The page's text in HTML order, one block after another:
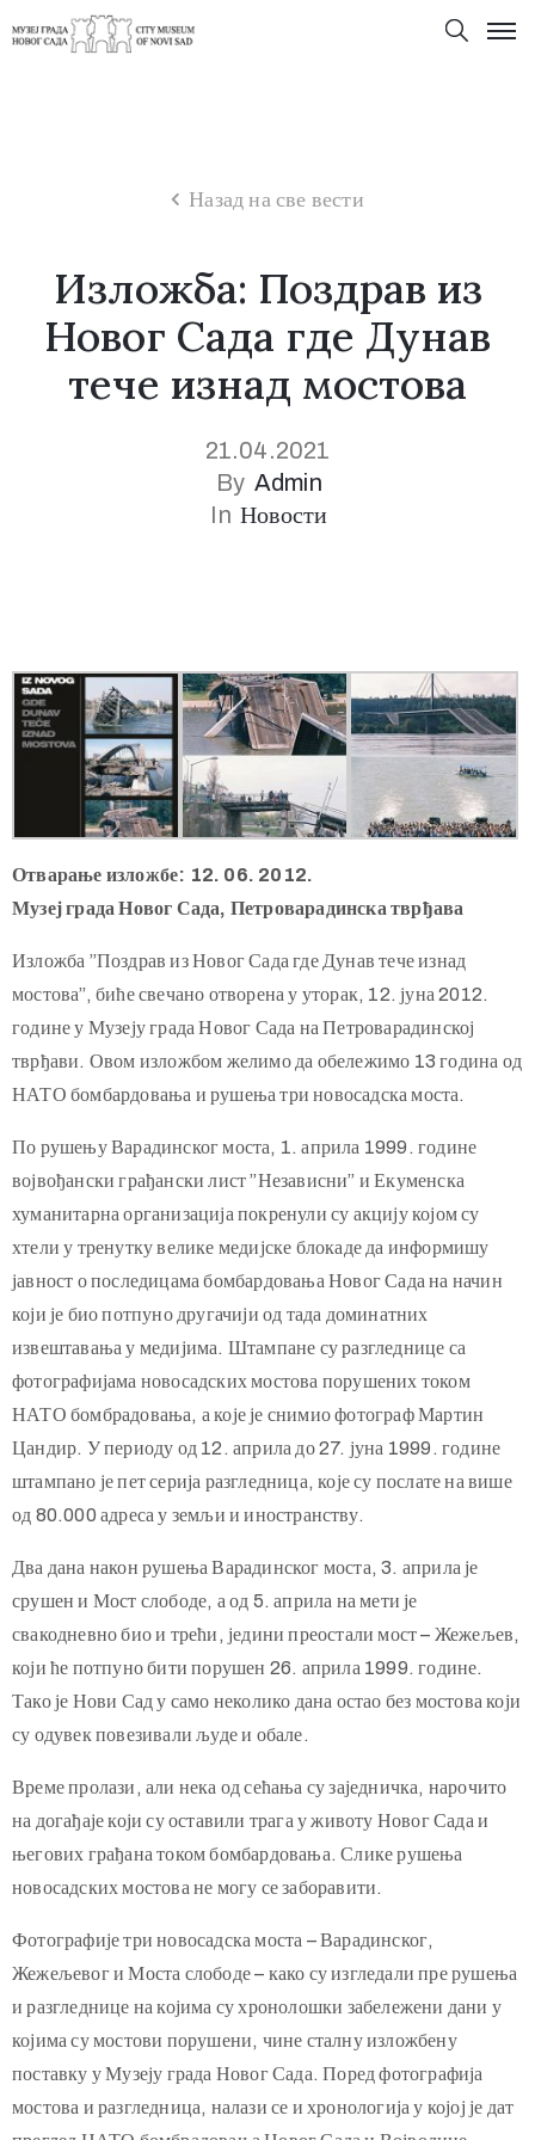
Назад на све вести
Изложба: Поздрав из
Новог Сада где Дунав
тече изнад мостова
21.04.2021
By Admin
In Новости
Отварање изложбе: 12. 06. 2012.
Музеј града Новог Сада, Петроварадинска тврђава
Изложба ”Поздрав из Новог Сада где Дунав тече изнад
мостова”, биће свечано отворена у уторак, 12. јуна 2012.
године у Музеју града Новог Сада на Петроварадинској
тврђави. Овом изложбом желимо да обележимо 13 година од
НАТО бомбардовања и рушења три новосадска моста.
По рушењу Варадинског моста, 1. априла 1999. године
војвођански грађански лист ”Независни” и Екуменска
хуманитарна организација покренули су акцију којом су
хтели у тренутку велике медијске блокаде да информишу
јавност о последицама бомбардовања Новог Сада на начин
који је био потпуно другачији од тада доминатних
извештавања у медијима. Штампане су разгледнице са
фотографијама новосадских мостова порушених током
НАТО бомбрадовања, а које је снимио фотограф Мартин
Цандир. У периоду од 12. априла до 27. јуна 1999. године
штампано је пет серија разгледница, које су послате на више
од 80.000 адреса у земљи и иностранству.
Два дана након рушења Варадинског моста, 3. априла је
срушен и Мост слободе, а од 5. априла на мети је
свакодневно био и трећи, једини преостали мост – Жежељев,
који ће потпуно бити порушен 26. априла 1999. године.
Тако је Нови Сад у само неколико дана остао без мостова који
су одувек повезивали људе и обале.
Време пролази, али нека од сећања су заједничка, нарочито
на догађаје који су оставили трага у животу Новог Сада и
његових грађана током бомбардовања. Слике рушења
новосадских мостова не могу се заборавити.
Фотографије три новосадска моста – Варадинског,
Жежељевог и Моста слободе – како су изгледали пре рушења
и разгледнице на којима су хронолошки забележени дани у
којима су мостови порушени, чине сталну изложбену
поставку у Музеју града Новог Сада. Поред фотографија
мостова и разгледница, налази се и хронологија у којој је дат